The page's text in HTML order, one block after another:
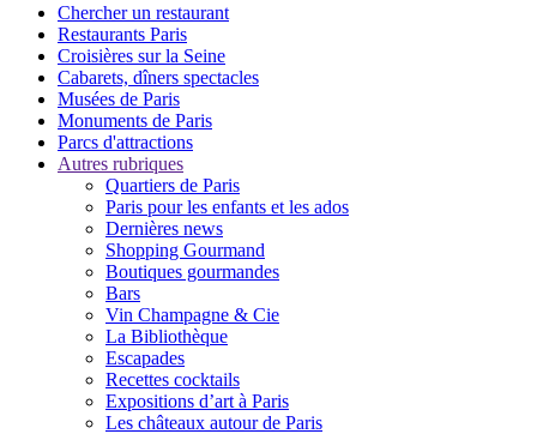
Chercher un restaurant
Restaurants Paris
Croisières sur la Seine
Cabarets, dîners spectacles
Musées de Paris
Monuments de Paris
Parcs d'attractions
Autres rubriques
Quartiers de Paris
Paris pour les enfants et les ados
Dernières news
Shopping Gourmand
Boutiques gourmandes
Bars
Vin Champagne & Cie
La Bibliothèque
Escapades
Recettes cocktails
Expositions d’art à Paris
Les châteaux autour de Paris